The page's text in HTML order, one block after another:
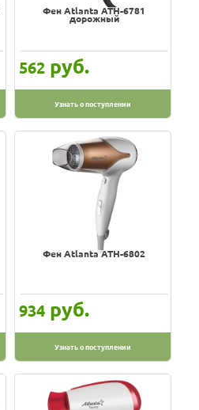
Фен Atlanta ATH-6781
дорожный
562 руб.
Узнать о поступлении
Фен Atlanta ATH-6802
934 руб.
Узнать о поступлении